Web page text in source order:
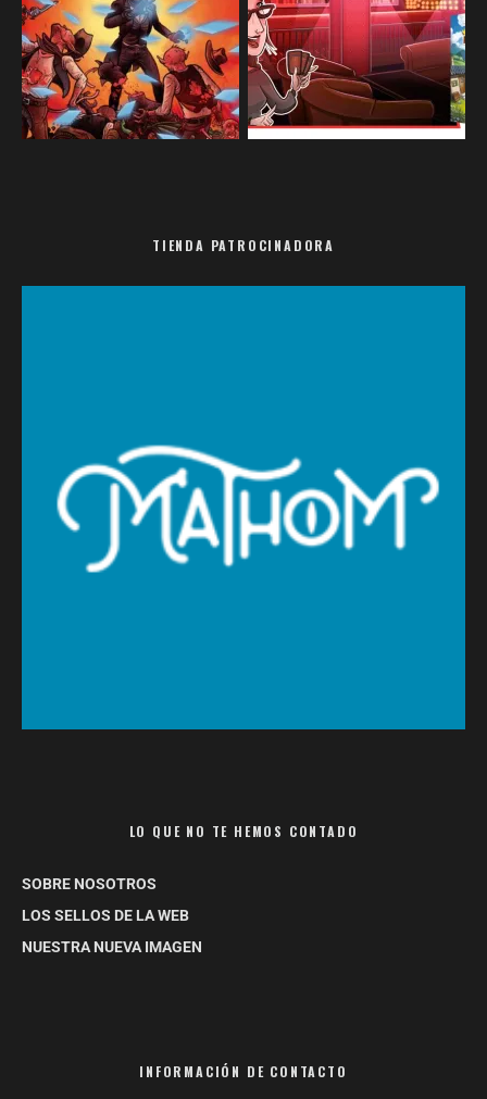
TIENDA PATROCINADORA
LO QUE NO TE HEMOS CONTADO
SOBRE NOSOTROS
LOS SELLOS DE LA WEB
NUESTRA NUEVA IMAGEN
INFORMACIÓN DE CONTACTO